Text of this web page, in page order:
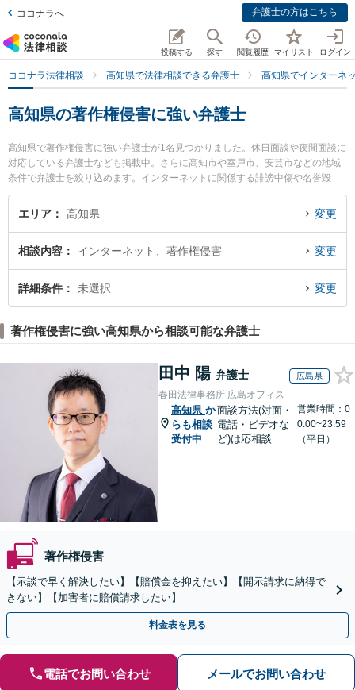
ココナラへ 弁護士の方はこちら
投稿する 探す 閲覧履歴 マイリスト ログイン
ココナラ法律相談 高知県で法律相談できる弁護士 高知県でインターネ
高知県の著作権侵害に強い弁護士
高知県で著作権侵害に強い弁護士が1名見つかりました。休日面談や夜間面談に
対応している弁護士なども掲載中。さらに高知市や室戸市、安芸市などの地域
条件で弁護士を絞り込めます。インターネットに関係する誹謗中傷や名誉毀
損、個人特定等の細かな分野での絞り込み検索もでき便利です。特に御座法律
事務所の久保 宜弘弁護士のプロフィール情報や弁護士費用、強みなどが注目さ
士を検索したい』『初回相談無料で著作権侵害を法律相談できる高知県内の弁
護士に相談予約したい』などでお困りの相談者さんにおすすめです。
エリア 高知県 変更
相談内容 インターネット、著作権侵害 変更
詳細条件 未選択 変更
著作権侵害に強い高知県から相談可能な弁護士
田中 陽 弁護士 広島県
春田法律事務所 広島オフィス
高知県 か
らも相談
受付中
面談方法(対面・
電話・ビデオな
ど)は応相談
営業時間：0
0:00~23:59
（平日）
著作権侵害
【示談で早く解決したい】【賠償金を抑えたい】【開示請求に納得で
きない】【加害者に賠償請求したい】
料金表を見る
電話でお問い合わせ メールでお問い合わせ